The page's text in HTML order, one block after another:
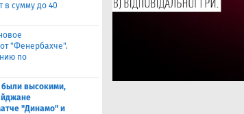
в сумму до 40
"Фенербахче".
по
высокими,
"Динамо" и